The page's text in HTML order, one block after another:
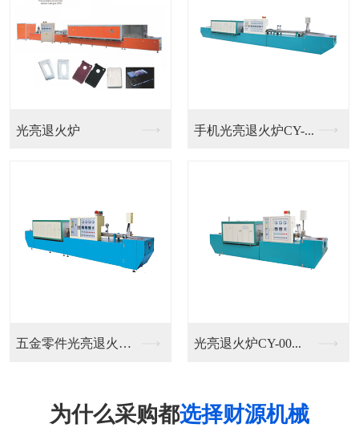
光亮退火炉 手机光亮退火炉CY-...
五金零件光亮退火炉C... 光亮退火炉CY-00...
为什么采购都选择财源机械